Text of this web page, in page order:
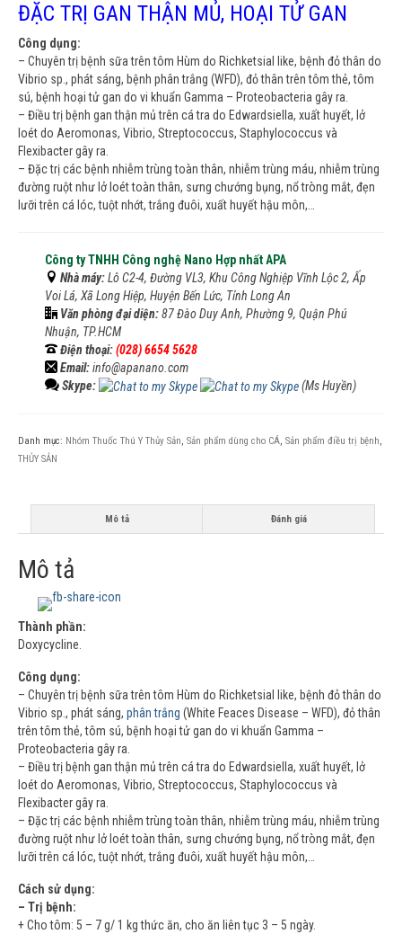
ĐẶC TRỊ GAN THẬN MỦ, HOẠI TỬ GAN
Công dụng:
– Chuyên trị bệnh sữa trên tôm Hùm do Richketsial like, bệnh đỏ thân do
Vibrio sp., phát sáng, bệnh phân trắng (WFD), đỏ thân trên tôm thẻ, tôm
sú, bệnh hoại tử gan do vi khuẩn Gamma – Proteobacteria gây ra.
– Điều trị bệnh gan thận mủ trên cá tra do Edwardsiella, xuất huyết, lở
loét do Aeromonas, Vibrio, Streptococcus, Staphylococcus và
Flexibacter gây ra.
– Đặc trị các bệnh nhiễm trùng toàn thân, nhiễm trùng máu, nhiễm trùng
đường ruột như lở loét toàn thân, sưng chướng bụng, nổ tròng mắt, đẹn
lưỡi trên cá lóc, tuột nhớt, trắng đuôi, xuất huyết hậu môn,…
Công ty TNHH Công nghệ Nano Hợp nhất APA
Nhà máy:Lô C2-4, Đường VL3, Khu Công Nghiệp Vĩnh Lộc 2, Ấp
Voi Lá, Xã Long Hiệp, Huyện Bến Lức, Tỉnh Long An
Văn phòng đại diện:87 Đào Duy Anh, Phường 9, Quận Phú
Nhuận, TP.HCM
Điện thoại:(028) 6654 5628
Email:info@apanano.com
Skype:
(Ms Huyền)
Danh mục: Nhóm Thuốc Thú Y Thủy Sản, Sản phẩm dùng cho CÁ, Sản phẩm điều trị bệnh,
THỦY SẢN
Mô tả Đánh giá
Mô tả
Thành phần:
Doxycycline.
Công dụng:
– Chuyên trị bệnh sữa trên tôm Hùm do Richketsial like, bệnh đỏ thân do
Vibrio sp., phát sáng, phân trắng (White Feaces Disease – WFD), đỏ thân
trên tôm thẻ, tôm sú, bệnh hoại tử gan do vi khuẩn Gamma –
Proteobacteria gây ra.
– Điều trị bệnh gan thận mủ trên cá tra do Edwardsiella, xuất huyết, lở
loét do Aeromonas, Vibrio, Streptococcus, Staphylococcus và
Flexibacter gây ra.
– Đặc trị các bệnh nhiễm trùng toàn thân, nhiễm trùng máu, nhiễm trùng
đường ruột như lở loét toàn thân, sưng chướng bụng, nổ tròng mắt, đẹn
lưỡi trên cá lóc, tuột nhớt, trắng đuôi, xuất huyết hậu môn,…
Cách sử dụng:
– Trị bệnh:
+ Cho tôm: 5 – 7 g/ 1 kg thức ăn, cho ăn liên tục 3 – 5 ngày.